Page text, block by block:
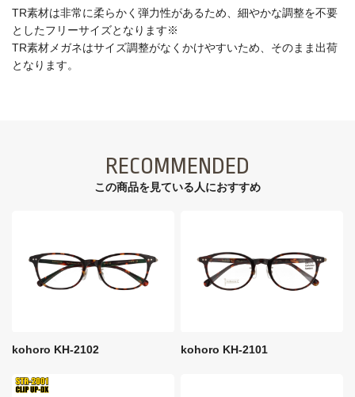
TR素材は非常に柔らかく弾力性があるため、細やかな調整を不要
としたフリーサイズとなります※
TR素材メガネはサイズ調整がなくかけやすいため、そのまま出荷
となります。
RECOMMENDED
この商品を見ている⼈におすすめ
kohoro KH-2102 kohoro KH-2101